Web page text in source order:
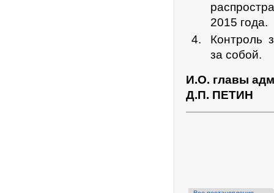
2015 года.
Контроль
за собой.
И.О. главы
Д.П. ПЕТИН